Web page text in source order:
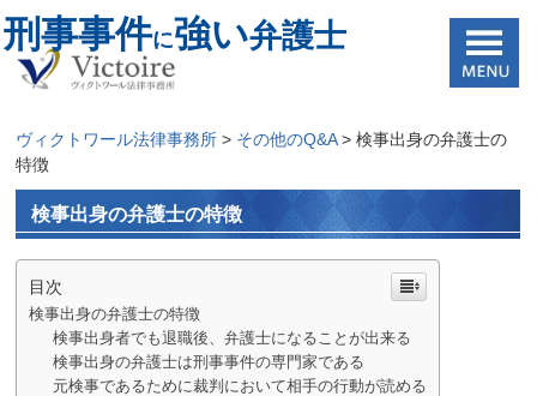
刑事事件に強い弁護士
ヴィクトワール法律事務所 > その他のQ&A>検事出身の弁護士の
特徴
検事出身の弁護士の特徴
目次
検事出身の弁護士の特徴
検事出身者でも退職後、弁護士になることが出来る
検事出身の弁護士は刑事事件の専門家である
元検事であるために裁判において相手の行動が読める